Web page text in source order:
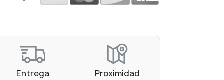
Entrega Proximidad